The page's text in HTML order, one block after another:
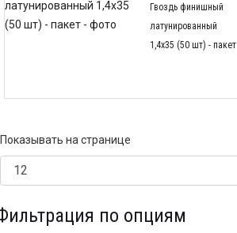
Гвоздь финишный
латунированный
1,4х35 (50 шт) - пакет
Показывать на странице
по опциям